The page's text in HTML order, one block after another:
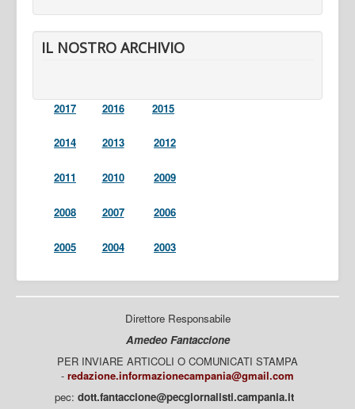
IL NOSTRO ARCHIVIO
2017 2016 2015
2014 2013 2012
2011 2010 2009
2008 2007 2006
2005 2004 2003
Direttore Responsabile
Amedeo Fantaccione
PER INVIARE ARTICOLI O COMUNICATI STAMPA
- redazione.informazionecampania@gmail.com
pec: dott.fantaccione@pecgiornalisti.campania.it